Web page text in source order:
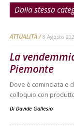
Dalla stessa
ATTUALITÀ 8 Agosto
La
Piemonte
Dove è cominciata e
colloquio con
Di Davide Gallesio